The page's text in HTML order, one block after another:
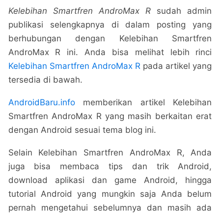
Kelebihan Smartfren AndroMax R sudah admin
publikasi selengkapnya di dalam posting yang
berhubungan dengan Kelebihan Smartfren
AndroMax R ini. Anda bisa melihat lebih rinci
Kelebihan Smartfren AndroMax R pada artikel yang
tersedia di bawah.
AndroidBaru.infomemberikan artikel Kelebihan
Smartfren AndroMax R yang masih berkaitan erat
dengan Android sesuai tema blog ini.
Selain Kelebihan Smartfren AndroMax R, Anda
juga bisa membaca tips dan trik Android,
download aplikasi dan game Android, hingga
tutorial Android yang mungkin saja Anda belum
pernah mengetahui sebelumnya dan masih ada